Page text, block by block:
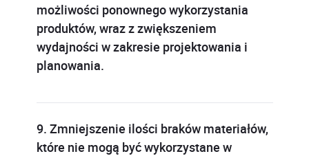
możliwości ponownego wykorzystania
produktów, wraz z zwiększeniem
wydajności w zakresie projektowania i
planowania.
9. Zmniejszenie ilości braków materiałów,
które nie mogą być wykorzystane w